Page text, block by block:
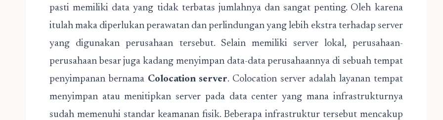
pasti memiliki data yang tidak terbatas jumlahnya dan sangat penting. Oleh karena
itulah maka diperlukan perawatan dan perlindungan yang lebih ekstra terhadap server
yang digunakan perusahaan tersebut. Selain memiliki server lokal, perusahaan-
perusahaan besar juga kadang menyimpan data-data perusahaannya di sebuah tempat
penyimpanan bernama Colocation server. Colocation server adalah layanan tempat
menyimpan atau menitipkan server pada data center yang mana infrastrukturnya
sudah memenuhi standar keamanan fisik. Beberapa infrastruktur tersebut mencakup